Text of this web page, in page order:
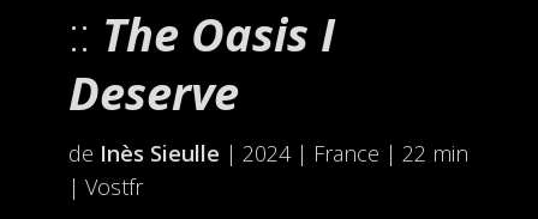
The Oasis I
Deserve
de Inès Sieulle | 2024 | France | 22 min
| Vostfr